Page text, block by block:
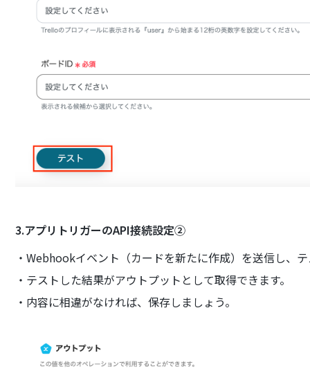
3.アプリトリガーのAPI接続設定②
・Webhookイベント（カードを新たに作成）を送信し、
・テストした結果がアウトプットとして取得できます。
・内容に相違がなければ、保存しましょう。